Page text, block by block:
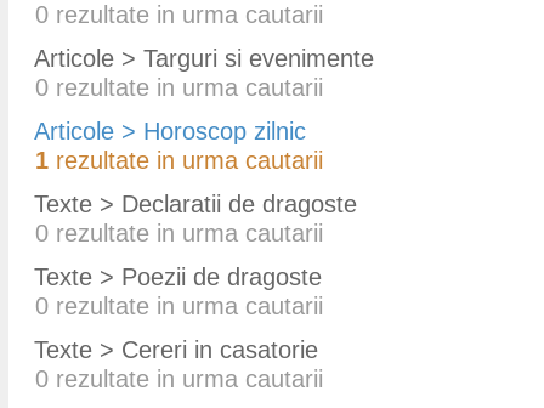
0 rezultate in urma cautarii
Articole > Targuri si evenimente
0 rezultate in urma cautarii
Articole > Horoscop zilnic
1 rezultate in urma cautarii
Texte > Declaratii de dragoste
0 rezultate in urma cautarii
Texte > Poezii de dragoste
0 rezultate in urma cautarii
Texte > Cereri in casatorie
0 rezultate in urma cautarii